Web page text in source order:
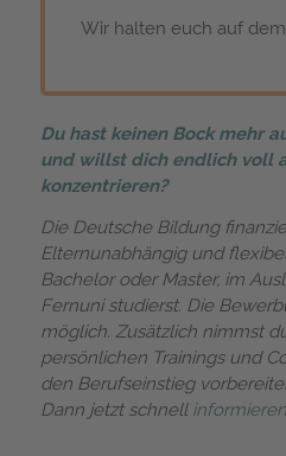
Wir halten euch auf
Du hast keinen Bock mehr
und willst dich endlich voll
konzentrieren?
Die Deutsche Bildung
Elternunabhängig und
Bachelor oder Master, im
Fernuni studierst. Die
möglich. Zusätzlich nimmst
persönlichen Trainings und
den Berufseinstieg
Dann jetzt schnell